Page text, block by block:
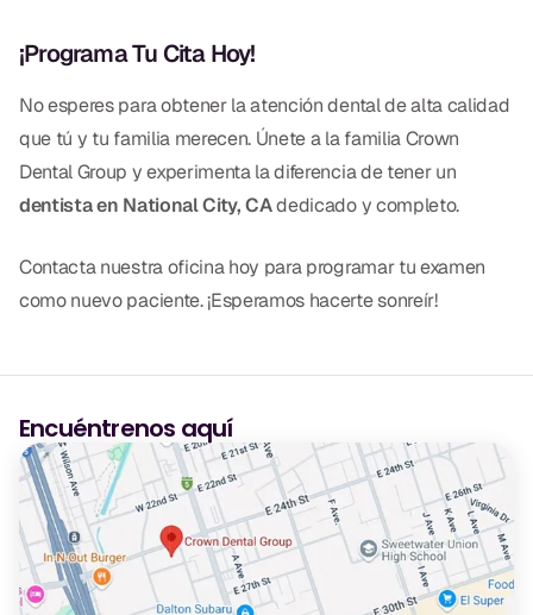
¡Programa Tu Cita Hoy!
No esperes para obtener la atención dental de alta calidad
que tú y tu familia merecen. Únete a la familia Crown
Dental Group y experimenta la diferencia de tener un
dentista en National City, CAdedicado y completo.
Contacta nuestra oficina hoy para programar tu examen
como nuevo paciente. ¡Esperamos hacerte sonreír!
Encuéntrenos aquí